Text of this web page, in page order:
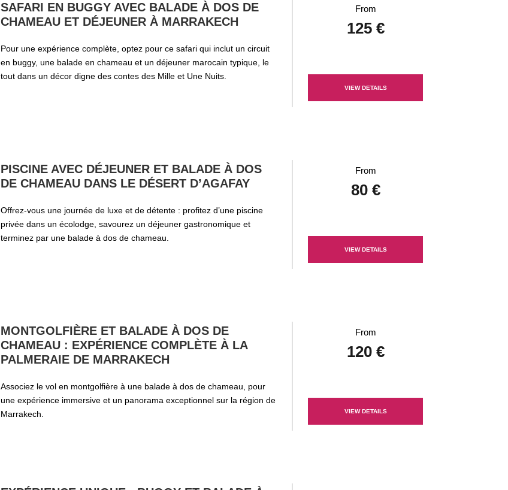
SAFARI EN BUGGY AVEC BALADE À DOS DE
CHAMEAU ET DÉJEUNER À MARRAKECH
Pour une expérience complète, optez pour ce safari qui inclut un circuit
en buggy, une balade en chameau et un déjeuner marocain typique, le
tout dans un décor digne des contes des Mille et Une Nuits.
From
125 €
VIEW DETAILS
PISCINE AVEC DÉJEUNER ET BALADE À DOS
DE CHAMEAU DANS LE DÉSERT D’AGAFAY
Offrez-vous une journée de luxe et de détente : profitez d’une piscine
privée dans un écolodge, savourez un déjeuner gastronomique et
terminez par une balade à dos de chameau.
From
80 €
VIEW DETAILS
MONTGOLFIÈRE ET BALADE À DOS DE
CHAMEAU : EXPÉRIENCE COMPLÈTE À LA
PALMERAIE DE MARRAKECH
Associez le vol en montgolfière à une balade à dos de chameau, pour
une expérience immersive et un panorama exceptionnel sur la région de
Marrakech.
From
120 €
VIEW DETAILS